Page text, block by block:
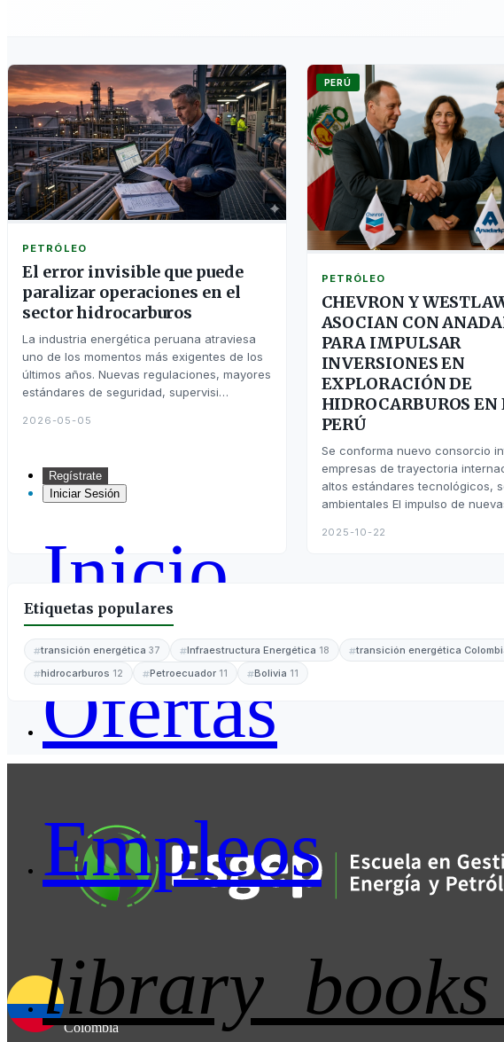
Regístrate
Iniciar Sesión
Inicio
Ofertas
Empleos
library_books
PETRÓLEO
El error invisible que puede
paralizar operaciones en el
sector hidrocarburos
La industria energética peruana atraviesa
uno de los momentos más exigentes de los
últimos años. Nuevas regulaciones, mayores
estándares de seguridad, supervisi…
2026-05-05
PERÚ
PETRÓLEO
CHEVRON Y
ASOCIAN CON
PARA IMPULSAR
INVERSIONES EN
EXPLORACIÓN DE
HIDROCARBUROS EN
PERÚ
Se conforma nuevo consorcio
empresas de trayectoria
altos estándares tecnológicos,
ambientales El impulso de
2025-10-22
Etiquetas populares
transición energética 37 Infraestructura Energética 18 transición energética
hidrocarburos 12 Petroecuador 11 Bolivia 11
Colombia